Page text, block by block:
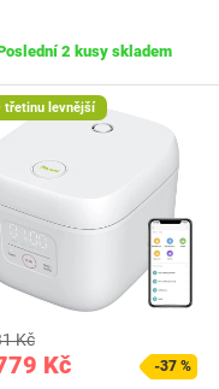
2 kusy skladem
třetinu levnější
Kč
Kč
-37 %